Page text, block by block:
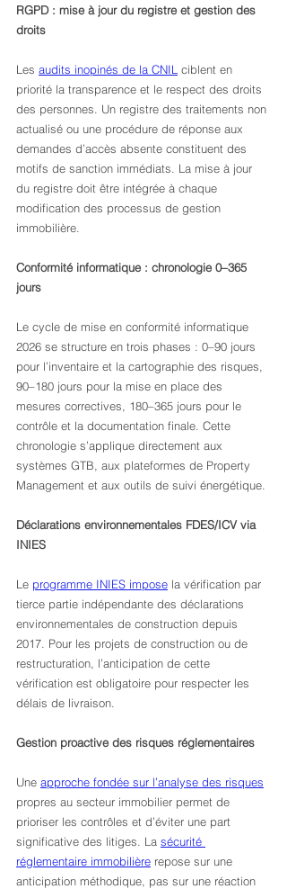
RGPD : mise à jour du registre et gestion des
droits
Les audits inopinés de la CNIL ciblent en
priorité la transparence et le respect des droits
des personnes. Un registre des traitements non
actualisé ou une procédure de réponse aux
demandes d’accès absente constituent des
motifs de sanction immédiats. La mise à jour
du registre doit être intégrée à chaque
modification des processus de gestion
immobilière.
Conformité informatique : chronologie 0–365
jours
Le cycle de mise en conformité informatique
2026 se structure en trois phases : 0–90 jours
pour l’inventaire et la cartographie des risques,
90–180 jours pour la mise en place des
mesures correctives, 180–365 jours pour le
contrôle et la documentation finale. Cette
chronologie s’applique directement aux
systèmes GTB, aux plateformes de Property
Management et aux outils de suivi énergétique.
Déclarations environnementales FDES/ICV via
INIES
Le programme INIES impose la vérification par
tierce partie indépendante des déclarations
environnementales de construction depuis
2017. Pour les projets de construction ou de
restructuration, l’anticipation de cette
vérification est obligatoire pour respecter les
délais de livraison.
Gestion proactive des risques réglementaires
Une approche fondée sur l’analyse des risques
propres au secteur immobilier permet de
prioriser les contrôles et d’éviter une part
significative des litiges. La sécurité
réglementaire immobilière repose sur une
anticipation méthodique, pas sur une réaction